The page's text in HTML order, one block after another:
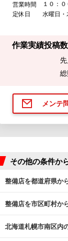
営業時間
１０：
定休日
水曜日・
作業実績投稿数
先
総
メンテ
その他の条件か
整備店を都道府県か
整備店を市区町村か
北海道札幌市南区内